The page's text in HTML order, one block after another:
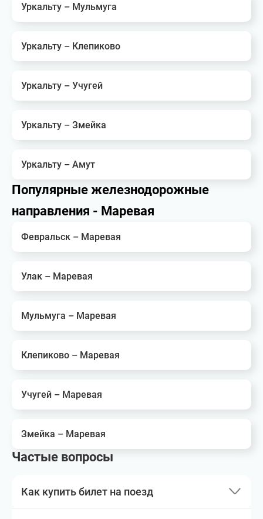
Уркальту – Мульмуга
Уркальту – Клепиково
Уркальту – Учугей
Уркальту – Змейка
Уркальту – Амут
Популярные железнодорожные
направления - Маревая
Февральск – Маревая
Улак – Маревая
Мульмуга – Маревая
Клепиково – Маревая
Учугей – Маревая
Змейка – Маревая
Частые вопросы
Как купить билет на поезд